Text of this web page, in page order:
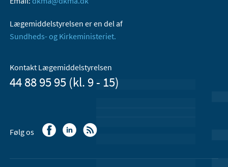
Lægemiddelstyrelsen er en del af
Sundheds- og Kirkeministeriet.
Kontakt Lægemiddelstyrelsen
44 88 95 95 (kl. 9 - 15)
Følg os